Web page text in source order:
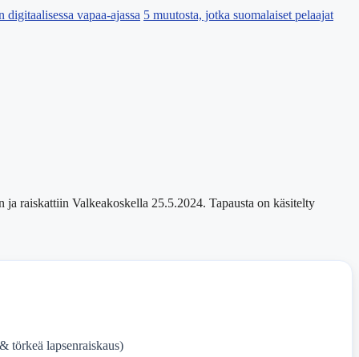
vapaa-ajassa 5 muutosta, jotka suomalaiset pelaajat
raiskattiin Valkeakoskella 25.5.2024. Tapausta on käsitelty
törkeä lapsenraiskaus)